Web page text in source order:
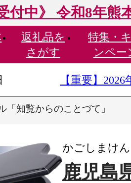
付中》 令和8年熊
返礼品を
さがす
特集・
ンペー
【重要】
「知覧からのことづて」
かごしまけ
鹿児島